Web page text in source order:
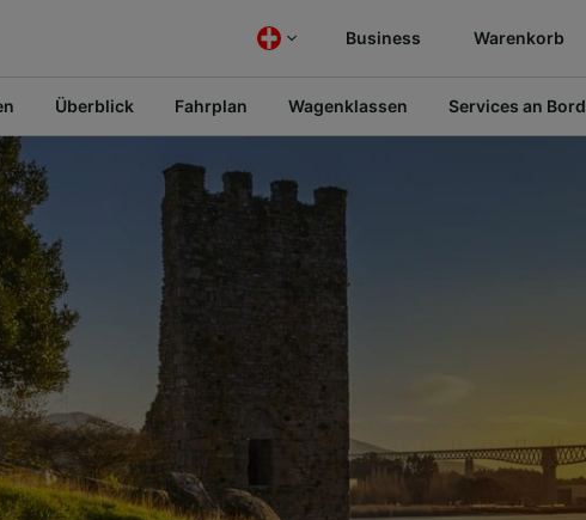
Business Warenkorb
Überblick Fahrplan Wagenklassen Services an Bord